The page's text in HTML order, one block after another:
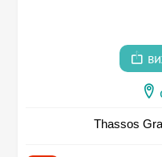
Thassos